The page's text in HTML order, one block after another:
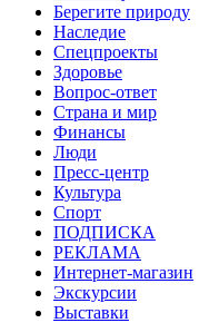
Берегите природу
Наследие
Спецпроекты
Здоровье
Вопрос-ответ
Страна и мир
Финансы
Люди
Пресс-центр
Культура
Спорт
ПОДПИСКА
РЕКЛАМА
Интернет-магазин
Экскурсии
Выставки